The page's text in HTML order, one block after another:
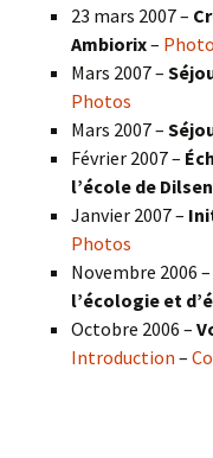
23 mars 2007 –
Ambiorix–
Mars 2007 –
Photos
Mars 2007 –
Février 2007 –
l’école de
Janvier 2007 –
Photos
Novembre 2006 –
l’écologie et
Octobre 2006 –
Introduction –